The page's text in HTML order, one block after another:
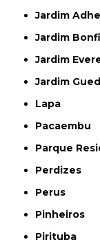
Jardim
Jardim
Jardim
Jardim
Lapa
Pacaembu
Parque
Perdizes
Perus
Pinheiros
Pirituba